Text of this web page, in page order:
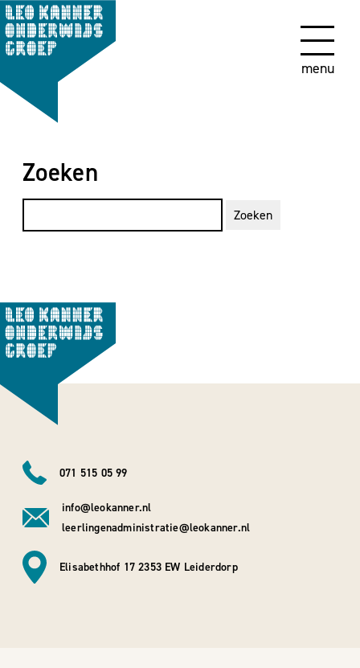
menu
Zoeken
071 515 05 99
info@leokanner.nl
leerlingenadministratie@leokanner.nl
Elisabethhof 17 2353 EW Leiderdorp